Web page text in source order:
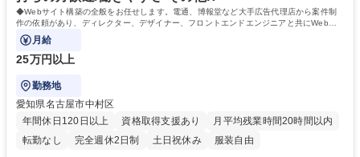
任せします。 学歴・資格 学歴：大学院 大学 高専 短大 専修学校 高校 語学
力： 資格：基本情報技術者
◆Webサイト構築の全般をお任せします。電通、博報堂など大手広告代理店から案件制
作の依頼があり、ディレクター、デザイナー、フロントエンドエンジニアと共にWebサ
イトを構築します。変更の範囲：当社業務全般
月給
25万円以上
勤務地
愛知県名古屋市中村区
年間休日120日以上
資格取得支援あり
月平均残業時間20時間以内
転勤なし
完全週休2日制 土日祝休み 服装自由